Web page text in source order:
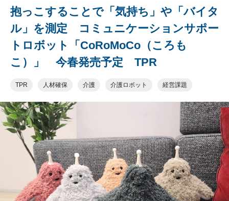
抱っこすることで「気持ち」や「バイタ
ル」を測定 コミュニケーションサポー
トロボット「CoRoMoCo（ころも
こ）」 今春発売予定 TPR
TPR 人材確保 介護 介護ロボット 経営課題